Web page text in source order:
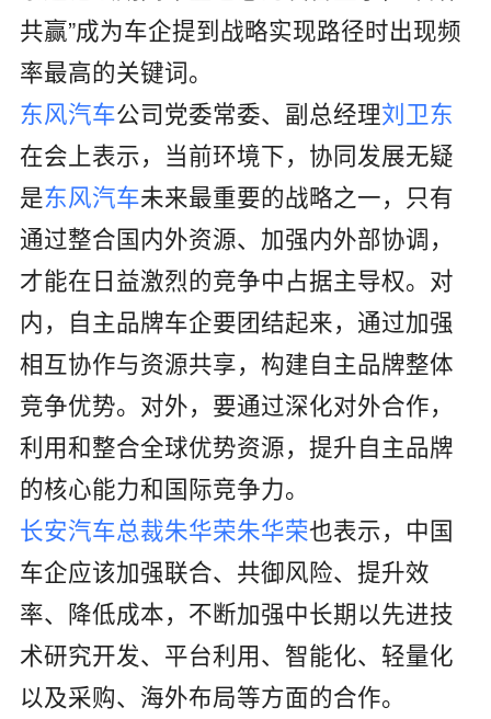
共赢”成为车企提到战略实现路径时出现频
率最高的关键词。
东风汽车公司党委常委、副总经理刘卫东
在会上表示，当前环境下，协同发展无疑
是东风汽车未来最重要的战略之一，只有
通过整合国内外资源、加强内外部协调，
才能在日益激烈的竞争中占据主导权。对
内，自主品牌车企要团结起来，通过加强
相互协作与资源共享，构建自主品牌整体
竞争优势。对外，要通过深化对外合作，
利用和整合全球优势资源，提升自主品牌
的核心能力和国际竞争力。
长安汽车总裁朱华荣朱华荣也表示，中国
车企应该加强联合、共御风险、提升效
率、降低成本，不断加强中长期以先进技
术研究开发、平台利用、智能化、轻量化
以及采购、海外布局等方面的合作。